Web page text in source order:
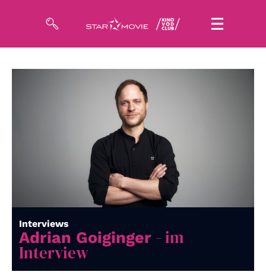
Magazin
Kuratierungen
Events
So geht’s
Filmpakete
Gutscheine
& Filmpässe
Account
Interviews
Adrian Goiginger - im
Interview